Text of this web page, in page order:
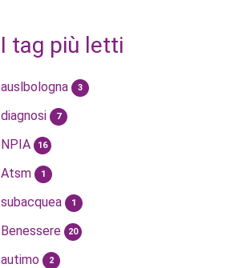
I tag più letti
auslbologna 3
diagnosi 7
NPIA 16
Atsm 1
subacquea 1
Benessere 20
autimo 2